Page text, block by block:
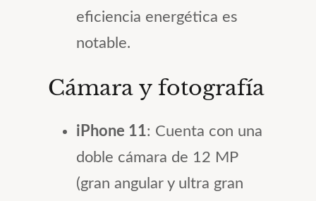
eficiencia energética es
notable.
Cámara y fotografía
iPhone 11: Cuenta con una
doble cámara de 12 MP
(gran angular y ultra gran